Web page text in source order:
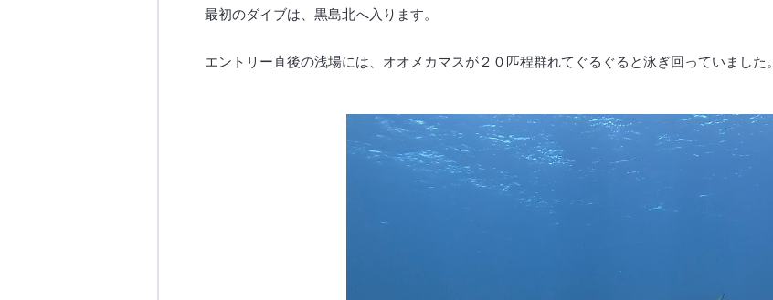
最初のダイブは、黒島北へ入ります。
エントリー直後の浅場には、オオメカマスが２０匹程群れてぐるぐると泳ぎ回っていました。